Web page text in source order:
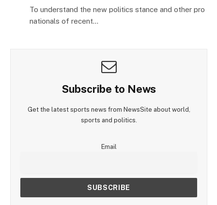
To understand the new politics stance and other pro
nationals of recent…
Subscribe to News
Get the latest sports news from NewsSite about world,
sports and politics.
Email